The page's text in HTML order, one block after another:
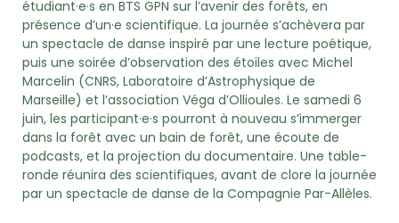
étudiant·e·s en BTS GPN sur l’avenir des forêts, en
présence d’un·e scientifique. La journée s’achèvera par
un spectacle de danse inspiré par une lecture poétique,
puis une soirée d’observation des étoiles avec Michel
Marcelin (CNRS, Laboratoire d’Astrophysique de
Marseille) et l’association Véga d’Ollioules. Le samedi 6
juin, les participant·e·s pourront à nouveau s’immerger
dans la forêt avec un bain de forêt, une écoute de
podcasts, et la projection du documentaire. Une table-
ronde réunira des scientifiques, avant de clore la journée
par un spectacle de danse de la Compagnie Par-Allèles.